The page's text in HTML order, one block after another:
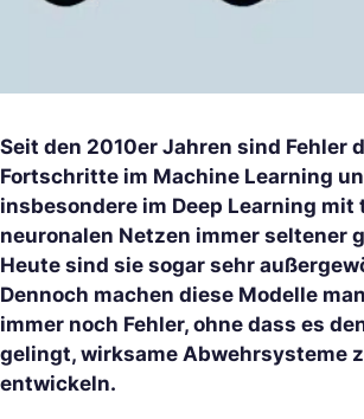
Seit den 2010er Jahren sind Fehler
Fortschritte im Machine Learning
insbesondere im Deep Learning mit
neuronalen Netzen immer seltener
Heute sind sie sogar sehr
Dennoch machen diese Modelle
immer noch Fehler, ohne dass es
gelingt, wirksame Abwehrsysteme
entwickeln.